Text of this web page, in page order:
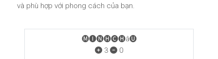
và phù hợp với phong cách của bạn.
🅜🅘🅝🅗🅒🅗â🅤
3
0